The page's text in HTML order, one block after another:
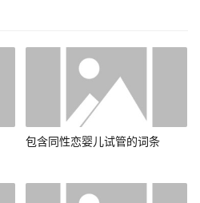
包含同性恋婴儿试管的词条